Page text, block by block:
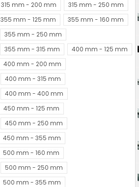
315 mm - 200 mm
315 mm - 250 mm
355 mm - 125 mm
355 mm - 160 mm
355 mm - 250 mm
355 mm - 315 mm
400 mm - 125 mm
400 mm - 200 mm
400 mm - 315 mm
400 mm - 400 mm
450 mm - 125 mm
450 mm - 250 mm
450 mm - 355 mm
500 mm - 160 mm
500 mm - 250 mm
500 mm - 355 mm